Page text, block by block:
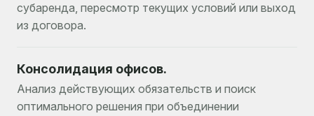
субаренда, пересмотр текущих условий или выход
из договора.
Консолидация офисов.
Анализ действующих обязательств и поиск
оптимального решения при объединении